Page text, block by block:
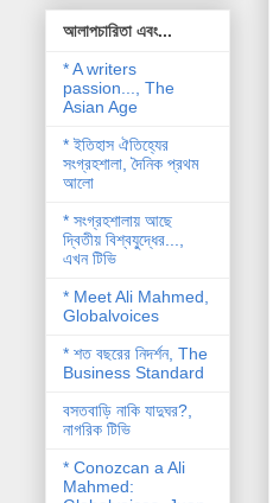
আলাপচারিতা এবং...
* A writers
passion..., The
Asian Age
* ইতিহাস ঐতিহ্যের
সংগ্রহশালা, দৈনিক প্রথম
আলো
* সংগ্রহশালায় আছে
দ্বিতীয় বিশ্বযু্দ্ধের...,
এখন টিভি
* Meet Ali Mahmed,
Globalvoices
* শত বছরের নিদর্শন, The
Business Standard
বসতবাড়ি নাকি যাদুঘর?,
নাগরিক টিভি
* Conozcan a Ali
Mahmed: